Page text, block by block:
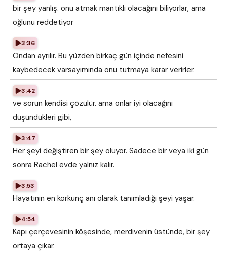
bir şey yanlış. onu atmak mantıklı olacağını biliyorlar, ama
oğlunu reddetiyor
3:36
Ondan ayrılır. Bu yüzden birkaç gün içinde nefesini
kaybedecek varsayımında onu tutmaya karar verirler.
3:42
ve sorun kendisi çözülür. ama onlar iyi olacağını
düşündükleri gibi,
3:47
Her şeyi değiştiren bir şey oluyor. Sadece bir veya iki gün
sonra Rachel evde yalnız kalır.
3:53
Hayatının en korkunç anı olarak tanımladığı şeyi yaşar.
4:54
Kapı çerçevesinin köşesinde, merdivenin üstünde, bir şey
ortaya çıkar.